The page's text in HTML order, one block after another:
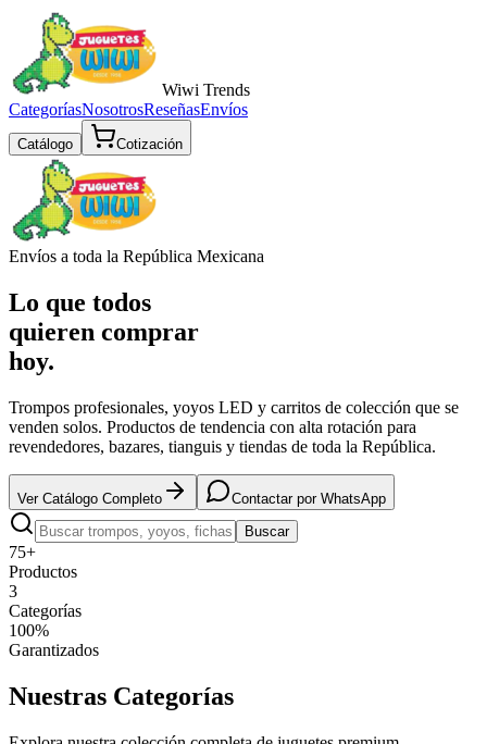
Wiwi Trends
CategoríasNosotrosReseñasEnvíos
Catálogo Cotización
Envíos a toda la República Mexicana
Lo que todos
quieren comprar
hoy.
Trompos profesionales, yoyos LED y carritos de colección que se
venden solos. Productos de tendencia con alta rotación para
revendedores, bazares, tianguis y tiendas de toda la República.
Ver Catálogo Completo
Contactar por WhatsApp
Buscar
75+
Productos
3
Categorías
100%
Garantizados
Nuestras Categorías